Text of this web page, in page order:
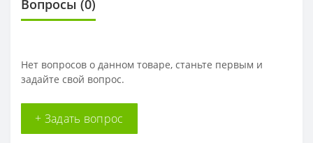
Вопросы (0)
Нет вопросов о данном товаре, станьте первым и
задайте свой вопрос.
+ Задать вопрос